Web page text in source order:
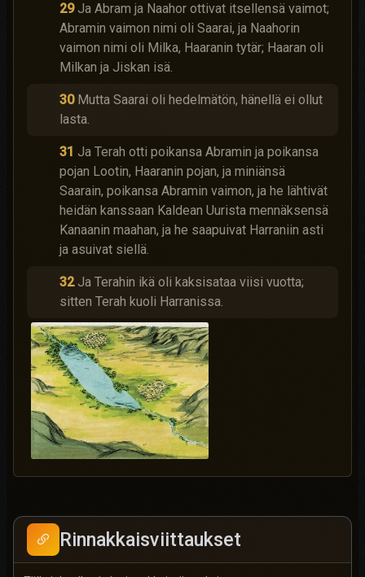
29 Ja Abram ja Naahor ottivat itsellensä vaimot;
Abramin vaimon nimi oli Saarai, ja Naahorin
vaimon nimi oli Milka, Haaranin tytär; Haaran oli
Milkan ja Jiskan isä.
30 Mutta Saarai oli hedelmätön, hänellä ei ollut
lasta.
31 Ja Terah otti poikansa Abramin ja poikansa
pojan Lootin, Haaranin pojan, ja miniänsä
Saarain, poikansa Abramin vaimon, ja he lähtivät
heidän kanssaan Kaldean Uurista mennäksensä
Kanaanin maahan, ja he saapuivat Harraniin asti
ja asuivat siellä.
32 Ja Terahin ikä oli kaksisataa viisi vuotta;
sitten Terah kuoli Harranissa.
Rinnakkaisviittaukset